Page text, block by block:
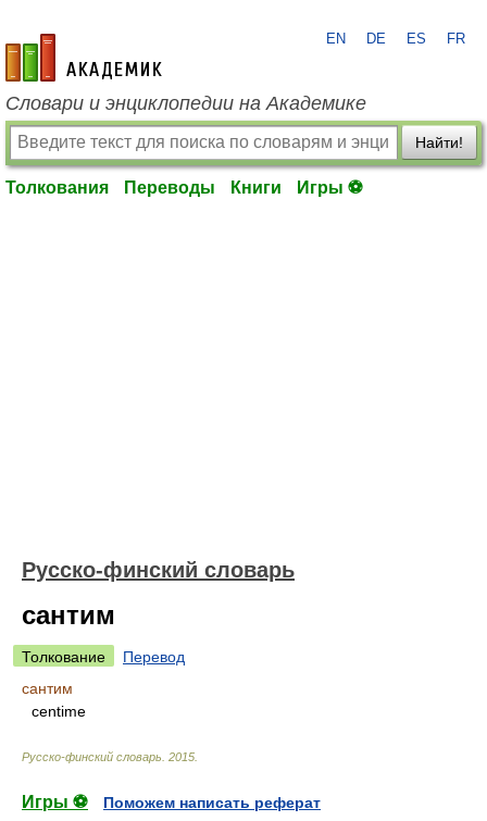
academic.ru
EN DE ES FR
Словари и энциклопедии на Академике
Найти!
Толкования Переводы Книги Игры ⚽
Русско-финский словарь
сантим
Толкование
Перевод
сантим
centime
Русско-финский словарь 2015
Игры ⚽
Поможем написать реферат